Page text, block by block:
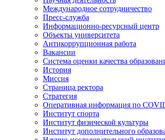
Международное сотрудничество
Пресс-служба
Информационно-ресурсный центр
Объекты университета
Антикоррупционная работа
Вакансии
Система оценки качества
История
Миссия
Страница ректора
Стратегия
Оперативная информация по
Институт спорта
Институт физической культуры
Институт дополнительного